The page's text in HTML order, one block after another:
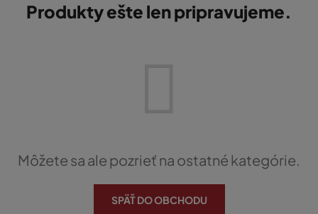
Produkty ešte len pripravujeme.
Môžete sa ale pozrieť na ostatné kategórie.
SPÄŤ DO OBCHODU